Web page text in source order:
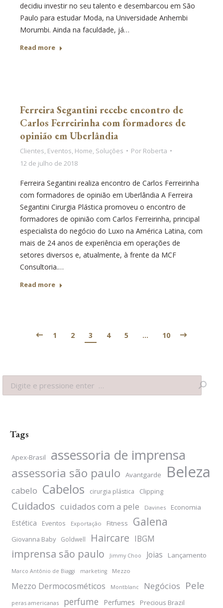
decidiu investir no seu talento e desembarcou em São
Paulo para estudar Moda, na Universidade Anhembi
Morumbi. Ainda na faculdade, já…
Read more
Ferreira Segantini recebe encontro de
Carlos Ferreirinha com formadores de
opinião em Uberlândia
Clientes Eventos Home Soluções Por Roberta
12 de julho de 2018
Ferreira Segantini realiza encontro de Carlos Ferreirinha
com formadores de opinião em Uberlândia A Ferreira
Segantini Cirurgia Plástica promoveu o encontro de
formadores de opinião com Carlos Ferreirinha, principal
especialista do negócio do Luxo na América Latina, com
mais de 24 anos de experiência em operações de
setores diversos e, atualmente, à frente da MCF
Consultoria.…
Read more
1 2 3 4 5 … 10
Search:
Tags
Apex-Brasil assessoria de imprensa
assessoria são paulo Avantgarde Beleza
cabelo Cabelos cirurgia plástica Clipping
Cuidados cuidados com a pele Davines Economia
Estética Eventos Exportação Fitness Galena
Giovanna Baby Goldwell Haircare IBGM
imprensa são paulo Jimmy Choo Joias Lançamento
Marco Antônio de Biaggi marketing Mezzo
Mezzo Dermocosméticos Montblanc Negócios Pele
peras americanas perfume Perfumes Precious Brazil